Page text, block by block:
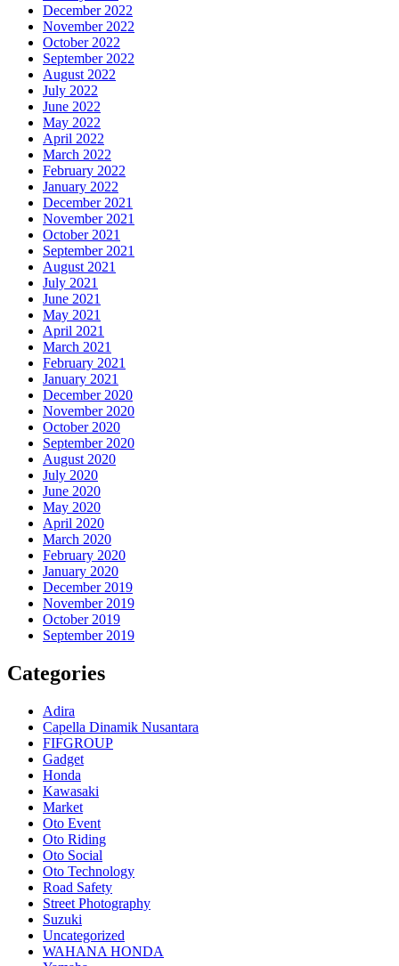
December 2022
November 2022
October 2022
September 2022
August 2022
July 2022
June 2022
May 2022
April 2022
March 2022
February 2022
January 2022
December 2021
November 2021
October 2021
September 2021
August 2021
July 2021
June 2021
May 2021
April 2021
March 2021
February 2021
January 2021
December 2020
November 2020
October 2020
September 2020
August 2020
July 2020
June 2020
May 2020
April 2020
March 2020
February 2020
January 2020
December 2019
November 2019
October 2019
September 2019
Categories
Adira
Capella Dinamik Nusantara
FIFGROUP
Gadget
Honda
Kawasaki
Market
Oto Event
Oto Riding
Oto Social
Oto Technology
Road Safety
Street Photography
Suzuki
Uncategorized
WAHANA HONDA